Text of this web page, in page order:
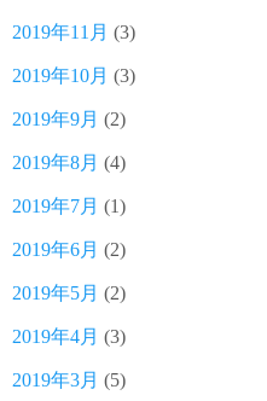
2019年11月 (3)
2019年10月 (3)
2019年9月 (2)
2019年8月 (4)
2019年7月 (1)
2019年6月 (2)
2019年5月 (2)
2019年4月 (3)
2019年3月 (5)